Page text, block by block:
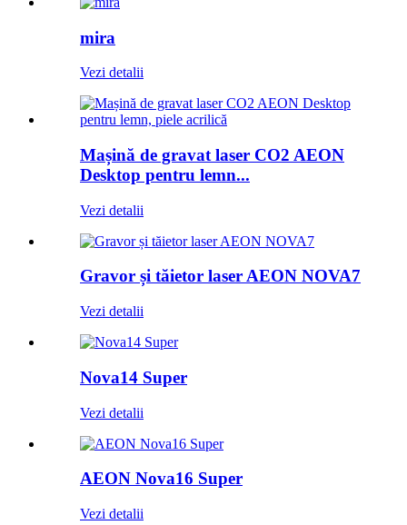
mira
Vezi detalii
Mașină de gravat laser CO2 AEON
Desktop pentru lemn...
Vezi detalii
Gravor și tăietor laser AEON NOVA7
Vezi detalii
Nova14 Super
Vezi detalii
AEON Nova16 Super
Vezi detalii